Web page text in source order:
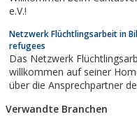
e.V.!
Netzwerk Flüchtlingsarbeit in
refugees
Das Netzwerk
willkommen auf seiner
über die Ansprechpartner desNetzwerks, die
Billerbeck.
Verwandte Branchen